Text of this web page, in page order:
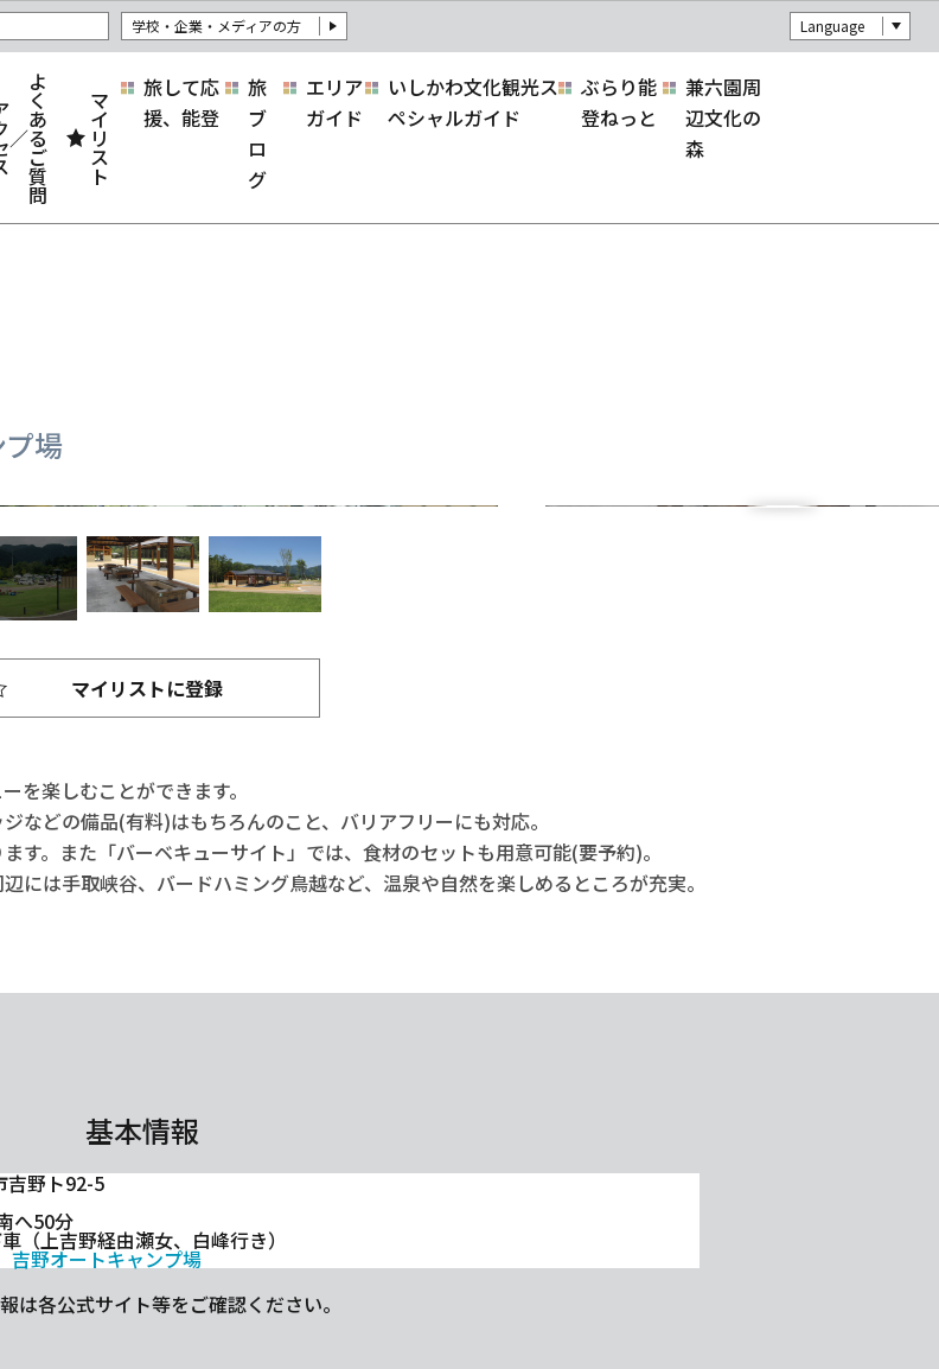
学校・企業・メディアの方 Language
よ
く
あ
る
ご
質
問
マ
イ
リ
ス
ト
旅して応
援、能登
旅
ブ
ロ
グ
エリア
ガイド
いしかわ文化観光ス
ペシャルガイド
ぶらり能
登ねっと
兼六園周
辺文化の
森
場
を楽しむことができます。
などの備品(有料)はもちろんのこと、バリアフリーにも対応。
す。また「バーベキューサイト」では、食材のセットも用意可能(要予約)。
には手取峡谷、バードハミング鳥越など、温泉や自然を楽しめるところが充実。
マイリストに登録
基本情報
野ト92-5
へ50分
（上吉野経由瀬女、白峰行き）
野オートキャンプ場
各公式サイト等をご確認ください。